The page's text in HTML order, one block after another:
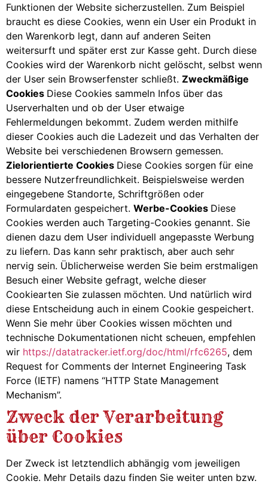
Funktionen der Website sicherzustellen. Zum Beispiel
braucht es diese Cookies, wenn ein User ein Produkt in
den Warenkorb legt, dann auf anderen Seiten
weitersurft und später erst zur Kasse geht. Durch diese
Cookies wird der Warenkorb nicht gelöscht, selbst wenn
der User sein Browserfenster schließt. Zweckmäßige
Cookies Diese Cookies sammeln Infos über das
Userverhalten und ob der User etwaige
Fehlermeldungen bekommt. Zudem werden mithilfe
dieser Cookies auch die Ladezeit und das Verhalten der
Website bei verschiedenen Browsern gemessen.
Zielorientierte Cookies Diese Cookies sorgen für eine
bessere Nutzerfreundlichkeit. Beispielsweise werden
eingegebene Standorte, Schriftgrößen oder
Formulardaten gespeichert. Werbe-Cookies Diese
Cookies werden auch Targeting-Cookies genannt. Sie
dienen dazu dem User individuell angepasste Werbung
zu liefern. Das kann sehr praktisch, aber auch sehr
nervig sein. Üblicherweise werden Sie beim erstmaligen
Besuch einer Website gefragt, welche dieser
Cookiearten Sie zulassen möchten. Und natürlich wird
diese Entscheidung auch in einem Cookie gespeichert.
Wenn Sie mehr über Cookies wissen möchten und
technische Dokumentationen nicht scheuen, empfehlen
wir https://datatracker.ietf.org/doc/html/rfc6265, dem
Request for Comments der Internet Engineering Task
Force (IETF) namens “HTTP State Management
Mechanism”.
Zweck der Verarbeitung
über Cookies
Der Zweck ist letztendlich abhängig vom jeweiligen
Cookie. Mehr Details dazu finden Sie weiter unten bzw.